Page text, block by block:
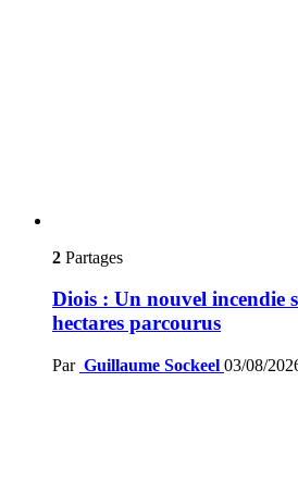
2 Partages
Diois : Un nouvel incendie
hectares parcourus
Par Guillaume Sockeel 03/08/